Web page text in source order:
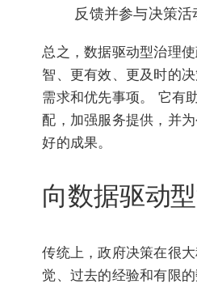
反馈并参与决策活
总之，数据驱动型治理
智、更有效、更及时的
需求和优先事项。 它有
配，加强服务提供，并
好的成果。
向数据驱动
传统上，政府决策在很
觉、过去的经验和有限